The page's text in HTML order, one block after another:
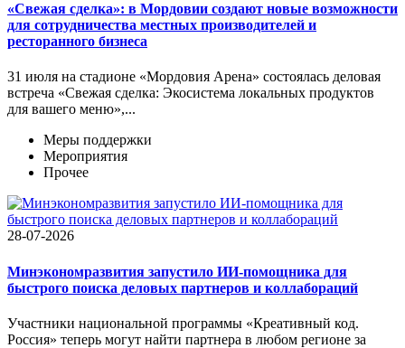
«Свежая сделка»: в Мордовии создают новые возможности
для сотрудничества местных производителей и
ресторанного бизнеса
31 июля на стадионе «Мордовия Арена» состоялась деловая
встреча «Свежая сделка: Экосистема локальных продуктов
для вашего меню»,...
Меры поддержки
Мероприятия
Прочее
28-07-2026
Минэкономразвития запустило ИИ-помощника для
быстрого поиска деловых партнеров и коллабораций
Участники национальной программы «Креативный код.
Россия» теперь могут найти партнера в любом регионе за